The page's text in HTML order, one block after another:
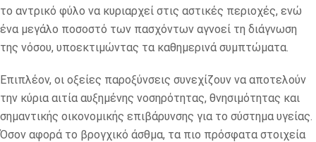
το αντρικό φύλο να κυριαρχεί στις αστικές περιοχές, ενώ
ένα μεγάλο ποσοστό των πασχόντων αγνοεί τη διάγνωση
της νόσου, υποεκτιμώντας τα καθημερινά συμπτώματα.
Επιπλέον, οι οξείες παροξύνσεις συνεχίζουν να αποτελούν
την κύρια αιτία αυξημένης νοσηρότητας, θνησιμότητας και
σημαντικής οικονομικής επιβάρυνσης για το σύστημα υγείας.
Όσον αφορά το βρογχικό άσθμα, τα πιο πρόσφατα στοιχεία